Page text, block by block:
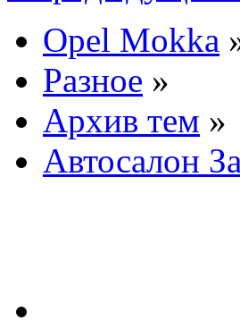
Opel Mokka
Разное »
Архив тем »
Автосалон